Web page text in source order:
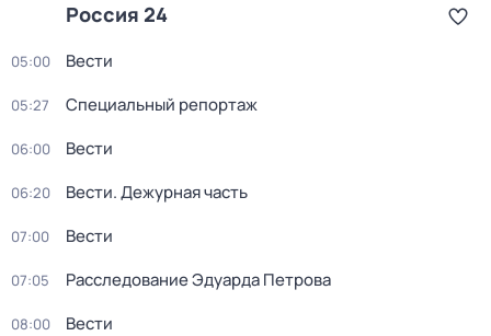
Россия 24
05:00 Вести
05:27 Специальный репортаж
06:00 Вести
06:20 Вести. Дежурная часть
07:00 Вести
07:05 Расследование Эдуарда Петрова
08:00 Вести